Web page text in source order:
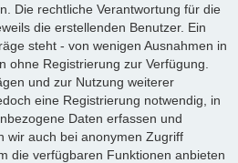
Die rechtliche Verantwortung für die
die erstellenden Benutzer. Ein
steht - von wenigen Ausnahmen in
ohne Registrierung zur Verfügung.
und zur Nutzung weiterer
eine Registrierung notwendig, in
Daten erfassen und
wir auch bei anonymen Zugriff
die verfügbaren Funktionen anbieten